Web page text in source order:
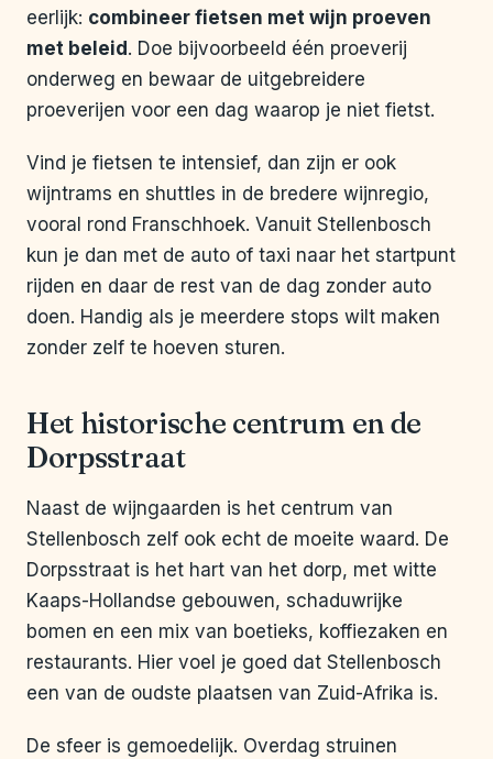
eerlijk: combineer fietsen met wijn proeven
met beleid . Doe bijvoorbeeld één proeverij
onderweg en bewaar de uitgebreidere
proeverijen voor een dag waarop je niet fietst.
Vind je fietsen te intensief, dan zijn er ook
wijntrams en shuttles in de bredere wijnregio,
vooral rond Franschhoek. Vanuit Stellenbosch
kun je dan met de auto of taxi naar het startpunt
rijden en daar de rest van de dag zonder auto
doen. Handig als je meerdere stops wilt maken
zonder zelf te hoeven sturen.
Het historische centrum en de
Dorpsstraat
Naast de wijngaarden is het centrum van
Stellenbosch zelf ook echt de moeite waard. De
Dorpsstraat is het hart van het dorp, met witte
Kaaps-Hollandse gebouwen, schaduwrijke
bomen en een mix van boetieks, koffiezaken en
restaurants. Hier voel je goed dat Stellenbosch
een van de oudste plaatsen van Zuid-Afrika is.
De sfeer is gemoedelijk. Overdag struinen